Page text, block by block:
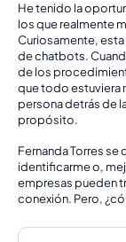
He tenido la
los que realmente
Curiosamente,
de chatbots.
de los
que todo estuviera
persona detrás de
propósito.
Fernanda Torres
identificarme o,
empresas pueden
conexión. Pero,